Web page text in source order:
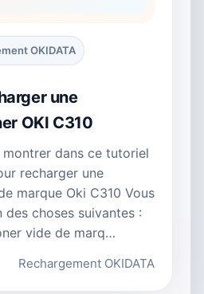
OKIDATA
une
OKI C310
dans ce tutoriel
recharger une
marque Oki C310 Vous
choses suivantes :
vide de marq…
Rechargement OKIDATA